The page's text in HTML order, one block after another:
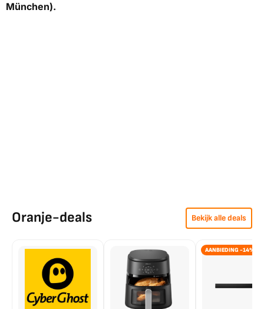
München).
Oranje-deals Bekijk alle deals
AANBIEDING -14%